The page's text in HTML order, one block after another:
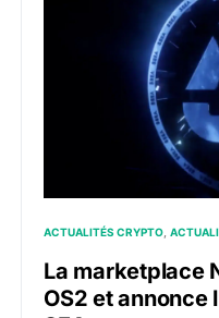
ACTUALITÉS CRYPTO
La marketplace
OS2 et annonce